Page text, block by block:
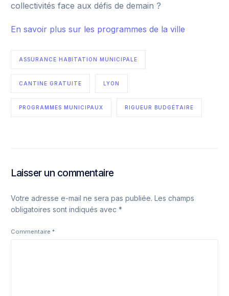
collectivités face aux défis de demain ?
En savoir plus sur les programmes de la ville
ASSURANCE HABITATION MUNICIPALE
CANTINE GRATUITE LYON
PROGRAMMES MUNICIPAUX RIGUEUR BUDGÉTAIRE
Laisser un commentaire
Votre adresse e-mail ne sera pas publiée. Les champs
obligatoires sont indiqués avec*
Commentaire*